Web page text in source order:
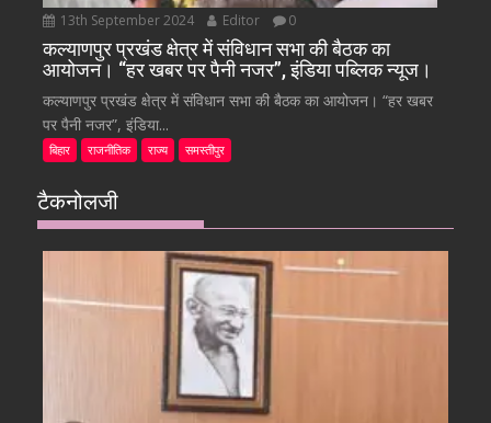
13th September 2024 Editor 0
कल्याणपुर प्रखंड क्षेत्र में संविधान सभा की बैठक का
आयोजन। “हर खबर पर पैनी नजर”, इंडिया पब्लिक न्यूज।
कल्याणपुर प्रखंड क्षेत्र में संविधान सभा की बैठक का आयोजन। “हर खबर
पर पैनी नजर”, इंडिया...
बिहार राजनीतिक राज्य समस्तीपुर
टैकनोलजी